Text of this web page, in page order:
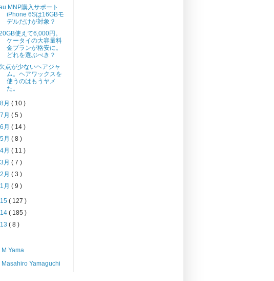
MNP購入サポート
iPhone 6Sは16GBモ
デルだけが対象？
使えて6,000円。
ケータイの大容量料
金プランが格安に。
どれを選ぶべき？
欠点が少ないヘアジャ
ム。ヘアワックスを
使うのはもうヤメ
た。
8月( 10 )
7月( 5 )
6月( 14 )
5月( 8 )
4月( 11 )
3月( 7 )
2月( 3 )
1月( 9 )
( 127 )
( 185 )
( 8 )
M Yama
Masahiro Yamaguchi